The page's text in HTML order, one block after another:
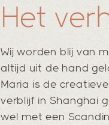
Het
Wij worden blij van
altijd uit de hand
Maria is de
verblijf in Shanghai
wel met een